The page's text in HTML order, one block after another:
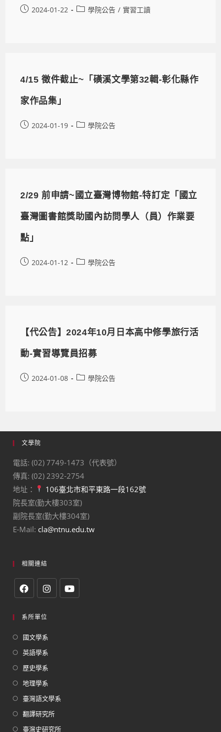
2024-01-22 學院公告 / 實習工讀
4/15 徵件截止~「磺溪文學第32輯-彰化縣作
家作品集」
2024-01-19 學院公告
2/29 前申請~國立臺灣博物館-特訂定「國立
臺灣圖書館獎助國內訪問學人（員）作業要
點」
2024-01-12 學院公告
【代公告】2024年10月日本高中修學旅行活
動-實習導覽員招募
2024-01-08 學院公告
文學院
電話: (02) 7749-1473（代表號）
傳真: (02) 2392-2754
地址：
106臺北市和平東路一段162號
院長室(勤大樓303室)
副院長室(勤大樓304室)
E-Mail: cla@ntnu.edu.tw
相關連結
系所單位
國文學系
英語學系
歷史學系
地理學系
臺灣語文學系
翻譯研究所
臺灣史研究所